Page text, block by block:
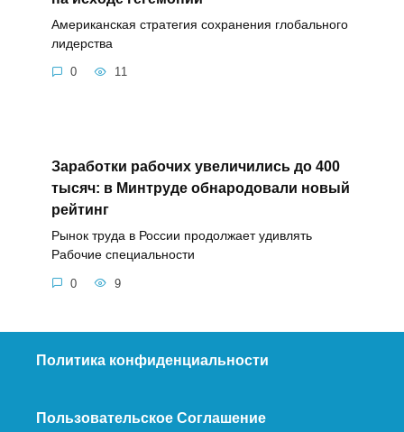
Американская стратегия сохранения глобального
лидерства
0 11
Заработки рабочих увеличились до 400
тысяч: в Минтруде обнародовали новый
рейтинг
Рынок труда в России продолжает удивлять
Рабочие специальности
0 9
Политика конфиденциальности
Пользовательское Соглашение